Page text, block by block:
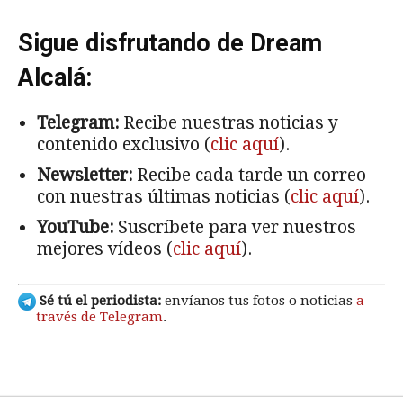
Sigue disfrutando de Dream
Alcalá:
Telegram: Recibe nuestras noticias y
contenido exclusivo (clic aquí).
Newsletter: Recibe cada tarde un correo
con nuestras últimas noticias (clic aquí).
YouTube: Suscríbete para ver nuestros
mejores vídeos (clic aquí).
Sé tú el periodista: envíanos tus fotos o noticias a
través de Telegram.